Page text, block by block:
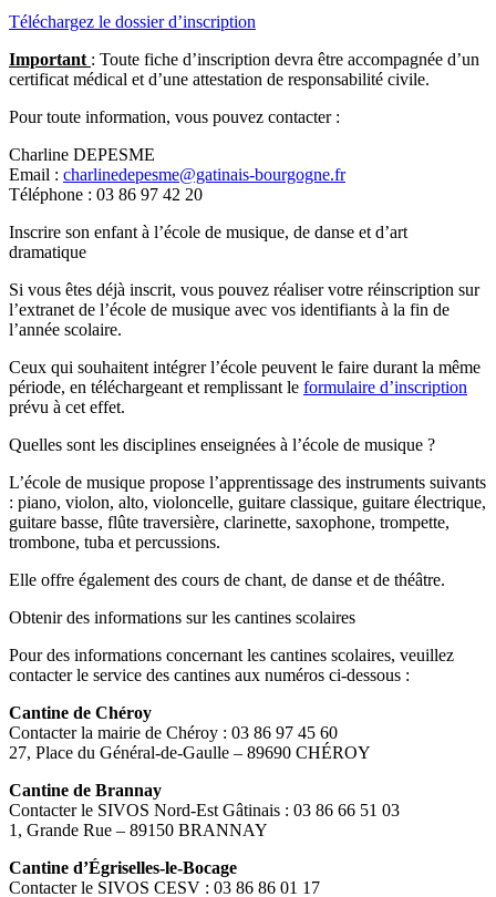
Téléchargez le dossier d’inscription
Important : Toute fiche d’inscription devra être accompagnée d’un
certificat médical et d’une attestation de responsabilité civile.
Pour toute information, vous pouvez contacter :
Charline DEPESME
Email : charlinedepesme@gatinais-bourgogne.fr
Téléphone : 03 86 97 42 20
Inscrire son enfant à l’école de musique, de danse et d’art
dramatique
Si vous êtes déjà inscrit, vous pouvez réaliser votre réinscription sur
l’extranet de l’école de musique avec vos identifiants à la fin de
l’année scolaire.
Ceux qui souhaitent intégrer l’école peuvent le faire durant la même
période, en téléchargeant et remplissant le formulaire d’inscription
prévu à cet effet.
Quelles sont les disciplines enseignées à l’école de musique ?
L’école de musique propose l’apprentissage des instruments suivants
: piano, violon, alto, violoncelle, guitare classique, guitare électrique,
guitare basse, flûte traversière, clarinette, saxophone, trompette,
trombone, tuba et percussions.
Elle offre également des cours de chant, de danse et de théâtre.
Obtenir des informations sur les cantines scolaires
Pour des informations concernant les cantines scolaires, veuillez
contacter le service des cantines aux numéros ci-dessous :
Cantine de Chéroy
Contacter la mairie de Chéroy : 03 86 97 45 60
27, Place du Général-de-Gaulle – 89690 CHÉROY
Cantine de Brannay
Contacter le SIVOS Nord-Est Gâtinais : 03 86 66 51 03
1, Grande Rue – 89150 BRANNAY
Cantine d’Égriselles-le-Bocage
Contacter le SIVOS CESV : 03 86 86 01 17